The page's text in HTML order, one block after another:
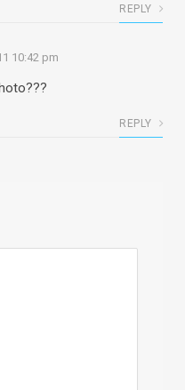
REPLY
10:42 pm
REPLY